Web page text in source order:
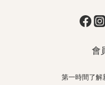
會
第一時間了解